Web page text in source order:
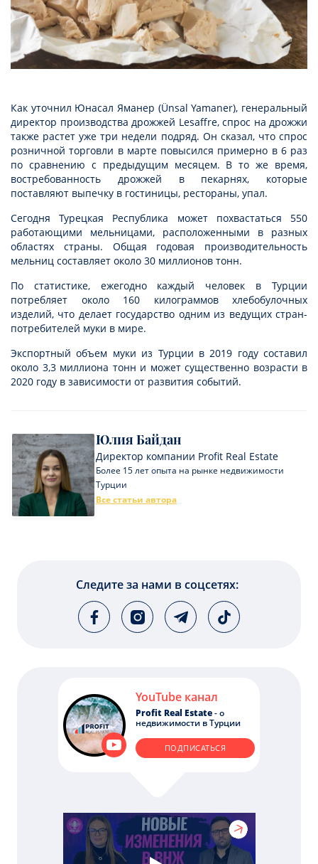
Как уточнил Юнасал Яманер (Ünsal Yamaner), генеральный
директор производства дрожжей Lesaffre, спрос на дрожжи
также растет уже три недели подряд. Он сказал, что спрос
розничной торговли в марте повысился примерно в 6 раз
по сравнению с предыдущим месяцем. В то же время,
востребованность дрожжей в пекарнях, которые
поставляют выпечку в гостиницы, рестораны, упал.
Сегодня Турецкая Республика может похвастаться 550
работающими мельницами, расположенными в разных
областях страны. Общая годовая производительность
мельниц составляет около 30 миллионов тонн.
По статистике, ежегодно каждый человек в Турции
потребляет около 160 килограммов хлебобулочных
изделий, что делает государство одним из ведущих стран-
потребителей муки в мире.
Экспортный объем муки из Турции в 2019 году составил
около 3,3 миллиона тонн и может существенно возрасти в
2020 году в зависимости от развития событий.
Юлия Байдан
Директор компании Profit Real Estate
Более 15 лет опыта на рынке недвижимости
Турции
Все статьи автора
Следите за нами в соцсетях:
YouTube канал
Profit Real Estate- о
недвижимости в Турции
ПОДПИСАТЬСЯ